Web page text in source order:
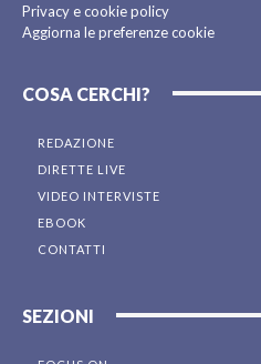
Privacy e cookie policy
Aggiorna le preferenze cookie
COSA CERCHI?
REDAZIONE
DIRETTE LIVE
VIDEO INTERVISTE
EBOOK
CONTATTI
SEZIONI